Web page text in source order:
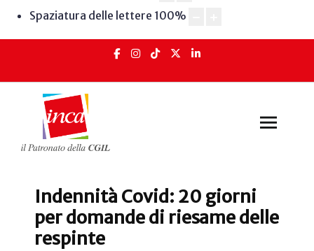
Spaziatura delle lettere 100%
Indennità Covid: 20 giorni
per domande di riesame delle
respinte